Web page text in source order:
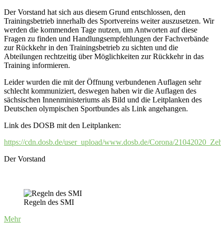
Der Vorstand hat sich aus diesem Grund entschlossen, den
Trainingsbetrieb innerhalb des Sportvereins weiter auszusetzen. Wir
werden die kommenden Tage nutzen, um Antworten auf diese
Fragen zu finden und Handlungsempfehlungen der Fachverbände
zur Rückkehr in den Trainingsbetrieb zu sichten und die
Abteilungen rechtzeitig über Möglichkeiten zur Rückkehr in das
Training informieren.
Leider wurden die mit der Öffnung verbundenen Auflagen sehr
schlecht kommuniziert, deswegen haben wir die Auflagen des
sächsischen Innenministeriums als Bild und die Leitplanken des
Deutschen olympischen Sportbundes als Link angehangen.
Link des DOSB mit den Leitplanken:
https://cdn.dosb.de/user_upload/www.dosb.de/Corona/
Der Vorstand
Regeln des SMI
Mehr